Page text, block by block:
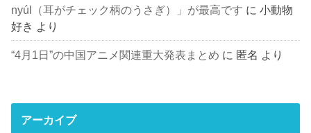
nyúl（耳がチェック柄のうさぎ）」が最高です に小動物
好き より
“4月1日”の中国アニメ関連重大発表まとめ に 匿名 より
アーカイブ